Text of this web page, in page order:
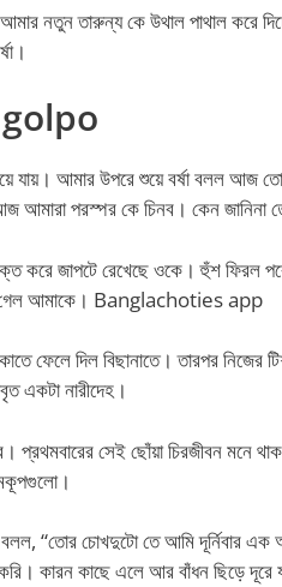
নতুন তারুন্য কে উথাল পাথাল করে
যায়। আমার উপরে শুয়ে বর্ষা বলল আজ
আমারা পরস্পর কে চিনব। কেন জানিনা
করে জাপটে রেখেছে ওকে। হুঁশ ফিরল
গেল আমাকে। Banglachoties app
ফেলে দিল বিছানাতে। তারপর নিজের
একটা নারীদেহ।
সেই ছোঁয়া চিরজীবন মনে
বলল, “তোর চোখদুটো তে আমি দূর্নিবার
করি। কারন কাছে এলে আর বাঁধন ছিড়ে